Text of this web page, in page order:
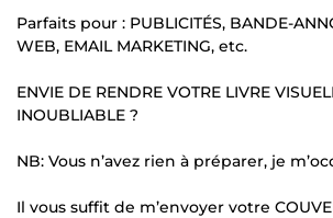
Parfaits pour : PUBLICITÉS, BANDE-
WEB, EMAIL MARKETING, etc.
ENVIE DE RENDRE VOTRE LIVRE
INOUBLIABLE ?
NB: Vous n’avez rien à préparer, je
Il vous suffit de m’envoyer votre